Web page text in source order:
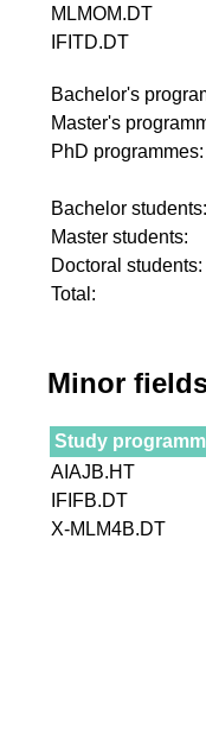
MLMOM.DT
IFITD.DT
Bachelor's
Master's
PhD programmes:
Bachelor students:
Master students:
Doctoral students:
Total:
Minor
Study
AIAJB.HT
IFIFB.DT
X-MLM4B.DT